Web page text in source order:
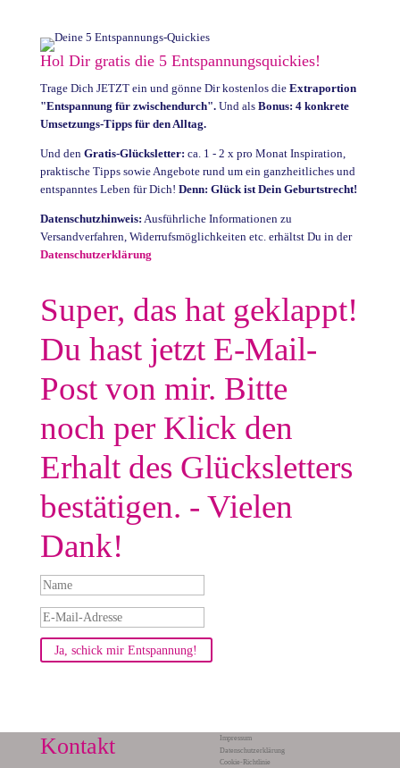
Hol Dir gratis die 5 Entspannungsquickies!
Trage Dich JETZT ein und gönne Dir kostenlos die Extraportion
"Entspannung für zwischendurch".Und als Bonus: 4 konkrete
Umsetzungs-Tipps für den Alltag.
Und den Gratis-Glücksletter: ca. 1 - 2 x pro Monat Inspiration,
praktische Tipps sowie Angebote rund um ein ganzheitliches und
entspanntes Leben für Dich! Denn: Glück ist Dein Geburtstrecht!
Datenschutzhinweis: Ausführliche Informationen zu
Versandverfahren, Widerrufsmöglichkeiten etc. erhältst Du in der
Datenschutzerklärung
Super, das hat geklappt!
Du hast jetzt E-Mail-
Post von mir. Bitte
noch per Klick den
Erhalt des Glücksletters
bestätigen. - Vielen
Dank!
Ja, schick mir Entspannung!
Kontakt
Impressum
Datenschutzerklärung
Cookie-Richtlinie